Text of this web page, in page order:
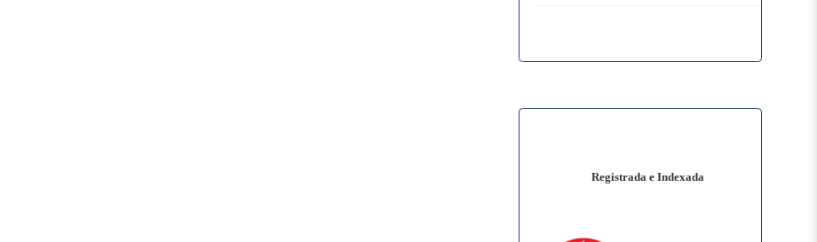
Registrada e Indexada